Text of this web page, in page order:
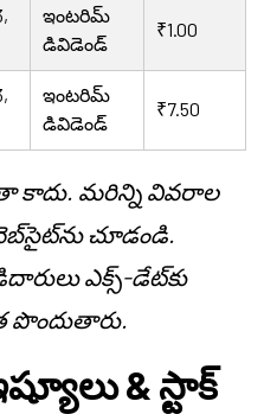
ఇంటరిమ్
డివిడెండ్
₹1.00
ఇంటరిమ్
డివిడెండ్
₹7.50
కాదు. మరిన్ని వివరాల
చూడండి.
ఎక్స్-డేట్‌కు
పొందుతారు.
& స్టాక్